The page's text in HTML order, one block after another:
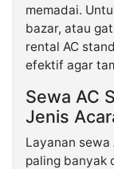
memadai.
bazar, atau
rental AC
efektif agar
Sewa AC
Jenis
Layanan
paling banyak